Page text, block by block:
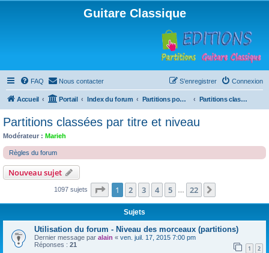
Guitare Classique
FAQ Nous contacter Connexion
S’enregistrer
Accueil Portail Index du forum Partitions pour guitare en libre téléchargement Partitions classées par titre et niveau
Partitions classées par titre et niveau
Modérateur : Marieh
Règles du forum
Nouveau sujet
1097 sujets Page 1sur22
1 2 3 4 5 22
Sujets
Utilisation du forum - Niveau des morceaux (partitions)
Dernier message par alain « ven. juil. 17, 2015 7:00 pm
Réponses : 21 1 2